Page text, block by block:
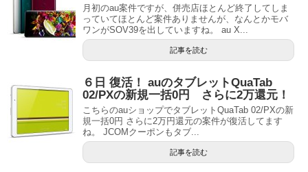
月初のau案件ですが、併売店ほとんど終了してしま
っていてほとんど案件ありませんが、なんとかモバ
ワンがSOV39を出していますね。 au X...
記事を読む
６日 復活！ auのタブレットQuaTab
02/PXの新規一括0円 さらに2万還元！
こちらのauショップでタブレットQuaTab 02/PXの新
規一括0円 さらに2万円還元の案件が復活してます
ね。 JCOMクーポンもタブ...
記事を読む